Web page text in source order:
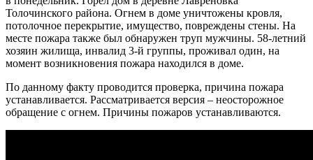
Толочинского района. Огнем в доме уничтожены кровля,
потолочное перекрытие, имущество, повреждены стены. На
месте пожара также был обнаружен труп мужчины. 58-летний
хозяин жилища, инвалид 3-й группы, проживал один, на
момент возникновения пожара находился в доме.
По данному факту проводится проверка, причина пожара
устанавливается. Рассматривается версия – неосторожное
обращение с огнем. Причины пожаров устанавливаются.